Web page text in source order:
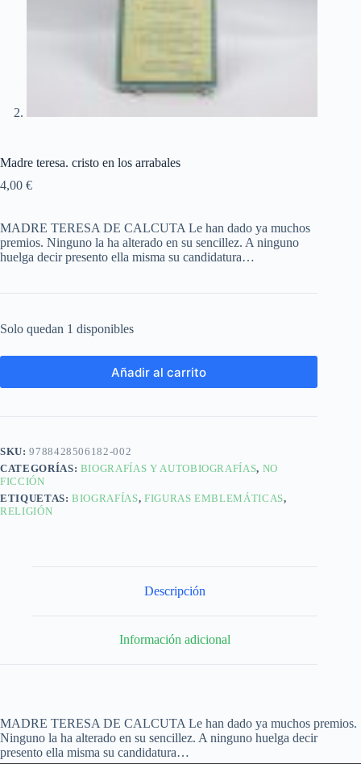
Madre teresa. cristo en los arrabales
4,00 €
MADRE TERESA DE CALCUTA Le han dado ya muchos
premios. Ninguno la ha alterado en su sencillez. A ninguno
huelga decir presento ella misma su candidatura…
Solo quedan 1 disponibles
Añadir al carrito
SKU:9788428506182-002
CATEGORÍAS: BIOGRAFÍAS Y AUTOBIOGRAFÍAS, NO
FICCIÓN
ETIQUETAS:BIOGRAFÍAS, FIGURAS EMBLEMÁTICAS,
RELIGIÓN
Descripción
Información adicional
MADRE TERESA DE CALCUTA Le han dado ya muchos premios.
Ninguno la ha alterado en su sencillez. A ninguno huelga decir
presento ella misma su candidatura…